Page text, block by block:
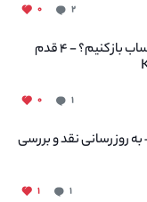
۲ ۰
چگونه در صرافی کوکوین حساب باز کنیم؟ - ۴ قدم
۱ ۰
روز رسانی نقد و بررسی
۱ ۱